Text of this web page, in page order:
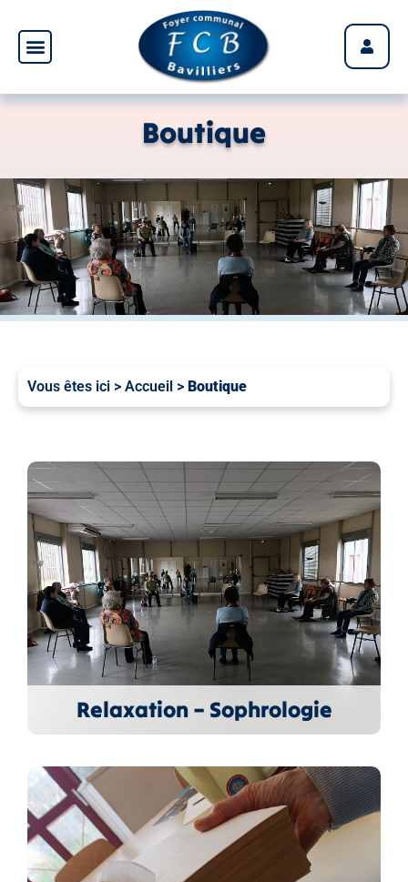
Boutique
Vous êtes ici > Accueil > Boutique
Relaxation – Sophrologie
Panneau de gestion des cookies